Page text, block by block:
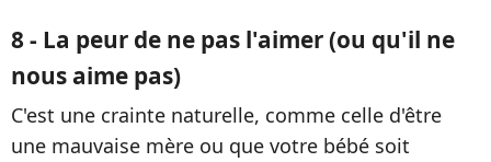
8 - La peur de ne pas l'aimer (ou qu'il ne
nous aime pas)
C'est une crainte naturelle, comme celle d'être
une mauvaise mère ou que votre bébé soit